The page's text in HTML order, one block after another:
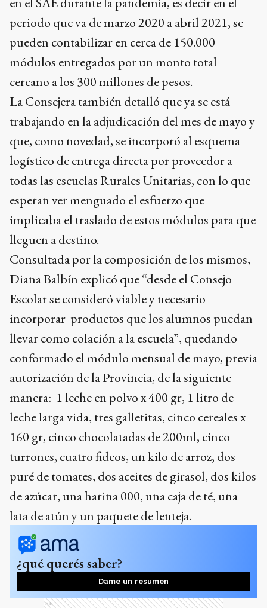
periodo que va de marzo 2020 a abril 2021, se
pueden contabilizar en cerca de 150.000
módulos entregados por un monto total
cercano a los 300 millones de pesos.
La Consejera también detalló que ya se está
trabajando en la adjudicación del mes de mayo y
que, como novedad, se incorporó al esquema
logístico de entrega directa por proveedor a
todas las escuelas Rurales Unitarias, con lo que
esperan ver menguado el esfuerzo que
implicaba el traslado de estos módulos para que
lleguen a destino.
Consultada por la composición de los mismos,
Diana Balbín explicó que “desde el Consejo
Escolar se consideró viable y necesario
incorporar productos que los alumnos puedan
llevar como colación a la escuela”, quedando
conformado el módulo mensual de mayo, previa
autorización de la Provincia, de la siguiente
manera: 1 leche en polvo x 400 gr, 1 litro de
leche larga vida, tres galletitas, cinco cereales x
160 gr, cinco chocolatadas de 200ml, cinco
turrones, cuatro fideos, un kilo de arroz, dos
puré de tomates, dos aceites de girasol, dos kilos
de azúcar, una harina 000, una caja de té, una
lata de atún y un paquete de lenteja.
¿qué querés saber?
Dame un resumen
Ads